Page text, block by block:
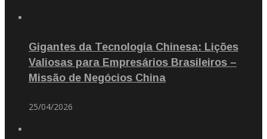
Gigantes da Tecnologia Chinesa: Lições
Valiosas para Empresários Brasileiros –
Missão de Negócios China
25/04/2026